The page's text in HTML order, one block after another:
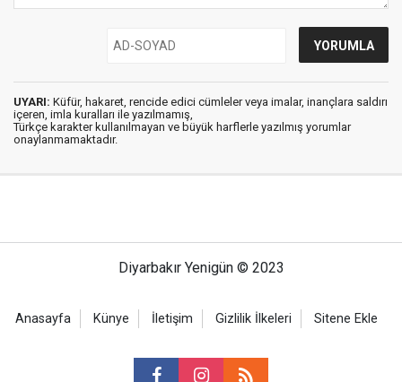
UYARI: Küfür, hakaret, rencide edici cümleler veya imalar, inançlara saldırı
içeren, imla kuralları ile yazılmamış,
Türkçe karakter kullanılmayan ve büyük harflerle yazılmış yorumlar
onaylanmamaktadır.
Diyarbakır Yenigün © 2023
Anasayfa Künye İletişim Gizlilik İlkeleri Sitene Ekle